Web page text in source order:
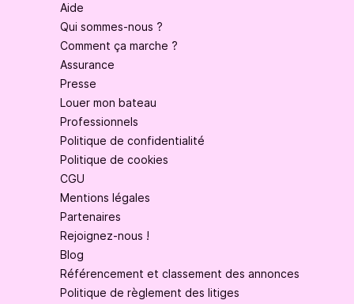
Aide
Qui sommes-nous ?
Comment ça marche ?
Assurance
Presse
Louer mon bateau
Professionnels
Politique de confidentialité
Politique de cookies
CGU
Mentions légales
Partenaires
Rejoignez-nous !
Blog
Référencement et classement des annonces
Politique de règlement des litiges